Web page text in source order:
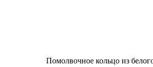
Помолвочное кольцо из